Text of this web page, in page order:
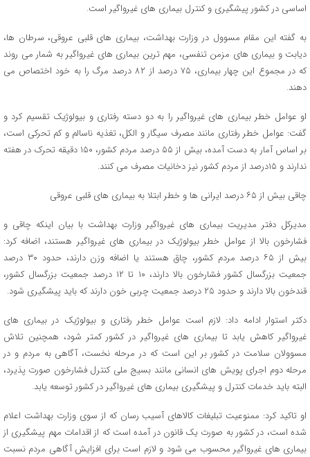
اساسی در کشور پیشگیری و کنترل بیماری های غیرواگیر است.
به گفته این مقام مسوول در وزارت بهداشت، بیماری های قلبی عروقی، سرطان ها،
دیابت و بیماری های مزمن تنفسی، مهم ترین بیماری های غیرواگیر به شمار می روند
که در مجموع این چهار بیماری، ۷۵ درصد از ۸۲ درصد مرگ را به خود اختصاص می
دهند.
او عوامل خطر بیماری های غیرواگیر را به دو دسته رفتاری و بیولوژیک تقسیم کرد و
گفت: عوامل خطر رفتاری مانند مصرف سیگار و الکل، تغذیه ناسالم و کم تحرکی است،
بر اساس آمار به دست آمده، بیش از ۵۵ درصد مردم کشور، ۱۵۰ دقیقه تحرک در هفته
ندارند و ۱۵درصد از مردم کشور نیز دخانیات مصرف می کنند.
چاقی بیش از ۶۵ درصد ایرانی ها و خطر ابتلا به بیماری های قلبی عروقی
مدیرکل دفتر مدیریت بیماری های غیرواگیر وزارت بهداشت با بیان اینکه چاقی و
فشارخون بالا از عوامل خطر بیولوژیک در بیماری های غیرواگیر هستند، اضافه کرد:
بیش از ۶۵ درصد مردم کشور، چاق هستند یا اضافه وزن دارند، حدود ۳۰ درصد
جمعیت بزرگسال کشور فشارخون بالا دارند، ۱۰ تا ۱۲ درصد جمعیت بزرگسال کشور،
قندخون بالا دارند و حدود ۲۵ درصد جمعیت چربی خون دارند که باید پیشگیری شود.
دکتر استوار ادامه داد: لازم است عوامل خطر رفتاری و بیولوژیک در بیماری های
غیرواگیر کاهش یابد تا بیماری های غیرواگیر در کشور کمتر شود، همچنین تلاش
مسوولان سلامت در کشور بر این است که در مرحله نخست، آگاهی به مردم و در
مرحله دوم اجرای پویش های انسانی مانند بسیج ملی کنترل فشارخون صورت پذیرد،
البته باید خدمات کنترل و پیشگیری بیماری های غیرواگیر در کشور توسعه یابد.
او تاکید کرد: ممنوعیت تبلیغات کالاهای آسیب رسان که از سوی وزارت بهداشت اعلام
شده است، در کشور به صورت یک قانون در آمده است که از اقدامات مهم پیشگیری از
بیماری های غیرواگیر محسوب می شود و لازم است برای افزایش آگاهی مردم نسبت